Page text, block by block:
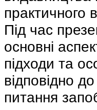
практичного
Під час
основні
підходи та
відповідно
питання